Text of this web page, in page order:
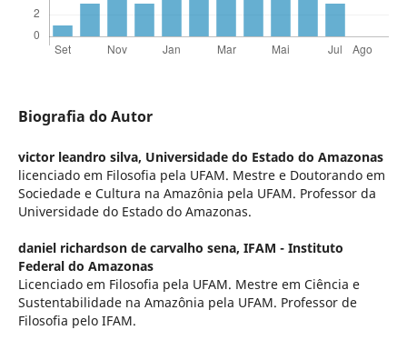
Biografia do Autor
victor leandro silva, Universidade do Estado do Amazonas
licenciado em Filosofia pela UFAM. Mestre e Doutorando em
Sociedade e Cultura na Amazônia pela UFAM. Professor da
Universidade do Estado do Amazonas.
daniel richardson de carvalho sena, IFAM - Instituto
Federal do Amazonas
Licenciado em Filosofia pela UFAM. Mestre em Ciência e
Sustentabilidade na Amazônia pela UFAM. Professor de
Filosofia pelo IFAM.